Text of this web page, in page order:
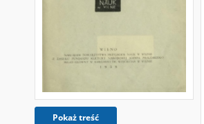
Pokaż treść